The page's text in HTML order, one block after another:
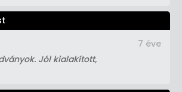
Jól kialakított,
7 éve